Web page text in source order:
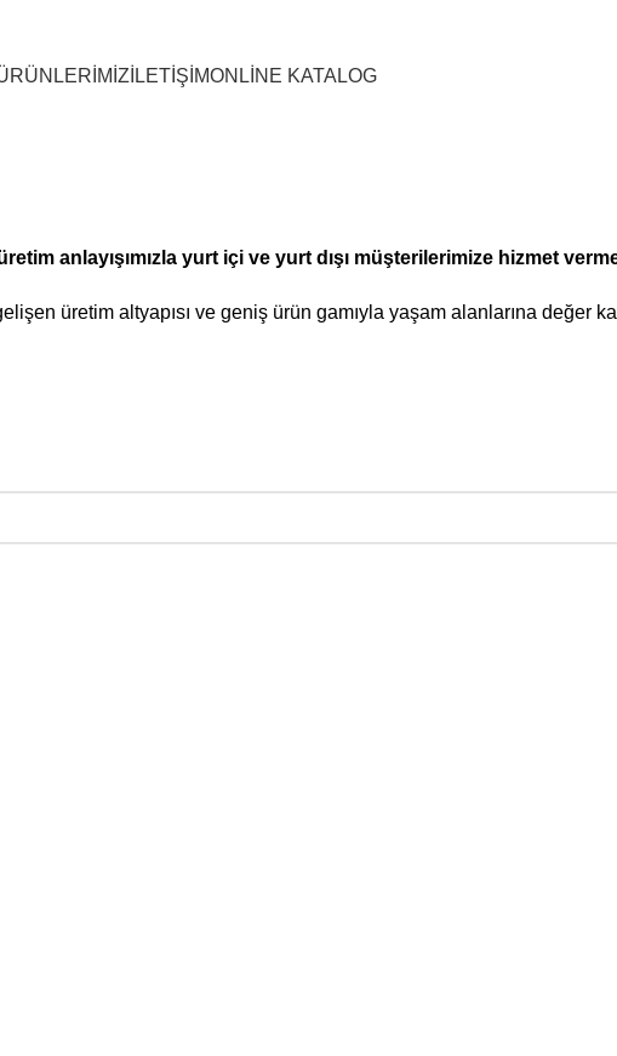
İLETİŞİMONLİNE KATALOG
anlayışımızla yurt içi ve yurt dışı müşterilerimize hizmet
üretim altyapısı ve geniş ürün gamıyla yaşam alanlarına değer